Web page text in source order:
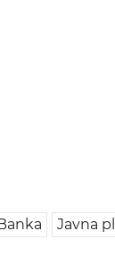
Javna